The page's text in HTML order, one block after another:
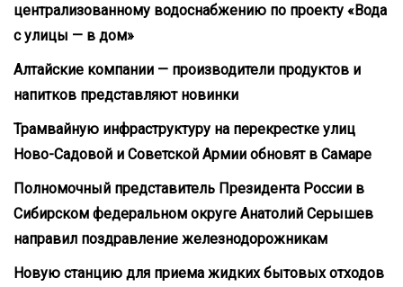
централизованному водоснабжению по проекту «Вода
с улицы — в дом»
Алтайские компании — производители продуктов и
напитков представляют новинки
Трамвайную инфраструктуру на перекрестке улиц
Ново-Садовой и Советской Армии обновят в Самаре
Полномочный представитель Президента России в
Сибирском федеральном округе Анатолий Серышев
направил поздравление железнодорожникам
Новую станцию для приема жидких бытовых отходов